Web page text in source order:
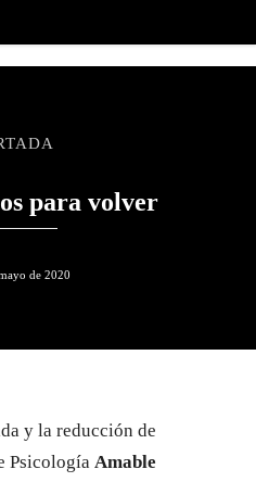
para volver
de 2020
y la reducción de
Psicología Amable